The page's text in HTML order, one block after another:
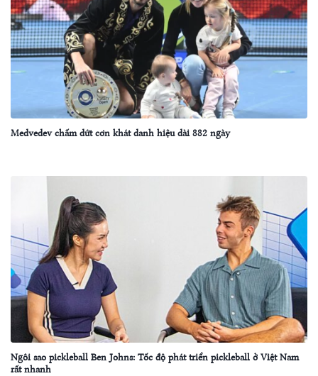
Medvedev chấm dứt cơn khát danh hiệu dài 882 ngày
Ngôi sao pickleball Ben Johns: Tốc độ phát triển pickleball ở Việt Nam
rất nhanh